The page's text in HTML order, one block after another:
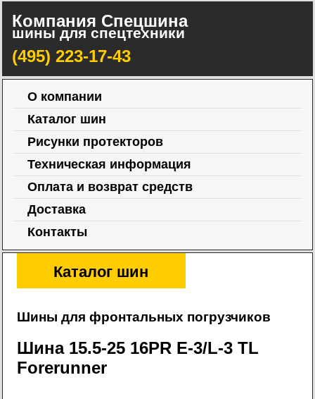
Компания Спецшина
шины для спецтехники
(495) 223-17-43
О компании
Каталог шин
Рисунки протекторов
Техническая информация
Оплата и возврат средств
Доставка
Контакты
Каталог шин
Шины для фронтальных погрузчиков
Шина 15.5-25 16PR E-3/L-3 TL
Forerunner